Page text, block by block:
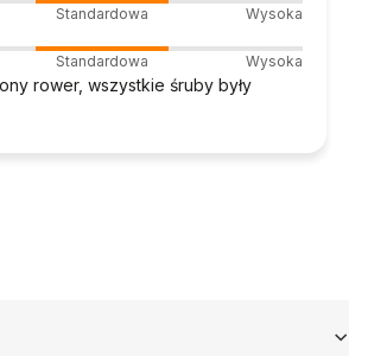
Standardowa
Wysoka
Standardowa Wysoka
rower, wszystkie śruby były